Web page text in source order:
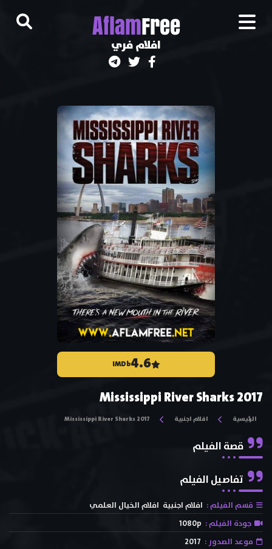
AflamFree
افلام فري
4.6
IMDb
Mississippi River Sharks 2017
الرئيسية افلام اجنبية Mississippi River Sharks 2017
قصة الفيلم
تفاصيل الفيلم
قسم الفيلم : افلام اجنبية افلام الخيال العلمي
جودة الفيلم : 1080p
موعد الصدور : 2017